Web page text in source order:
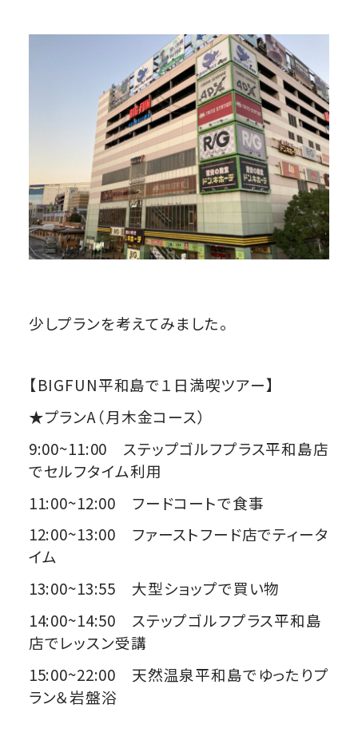
少しプランを考えてみました。
【BIGFUN平和島で１日満喫ツアー】
★プランA（月木金コース）
9:00~11:00 ステップゴルフプラス平和島店
でセルフタイム利用
11:00~12:00 フードコートで食事
12:00~13:00 ファーストフード店でティータ
イム
13:00~13:55 大型ショップで買い物
14:00~14:50 ステップゴルフプラス平和島
店でレッスン受講
15:00~22:00 天然温泉平和島でゆったりプ
ラン＆岩盤浴